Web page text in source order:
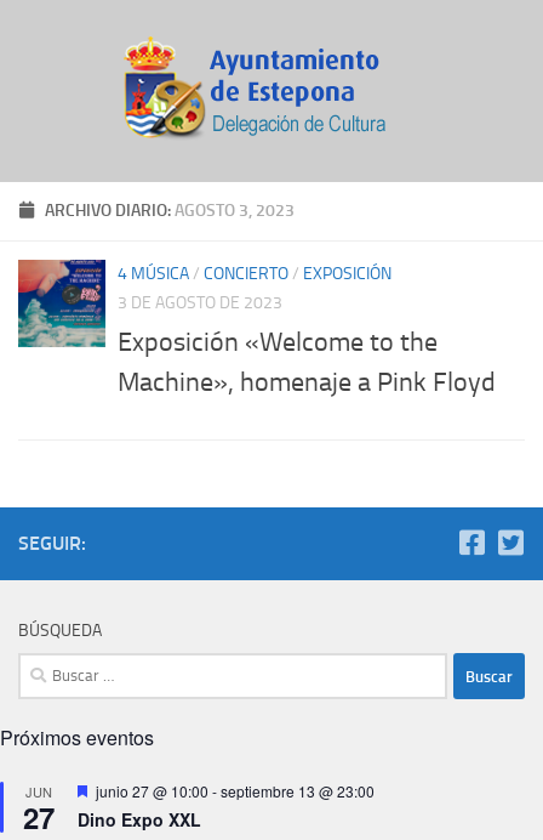
ARCHIVO DIARIO:AGOSTO 3, 2023
4 MÚSICA/ CONCIERTO/ EXPOSICIÓN
3 DE AGOSTO DE 2023
Exposición «Welcome to the
Machine», homenaje a Pink Floyd
SEGUIR:
BÚSQUEDA
Buscar:
Próximos eventos
JUN
27
Destacado
junio 27 @ 10:00 -septiembre 13 @ 23:00
Dino Expo XXL